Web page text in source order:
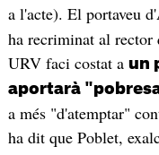
a l'acte). El portaveu
ha recriminat al
URV faci costat a un
aportarà
a més "d'atemptar"
ha dit que Poblet,